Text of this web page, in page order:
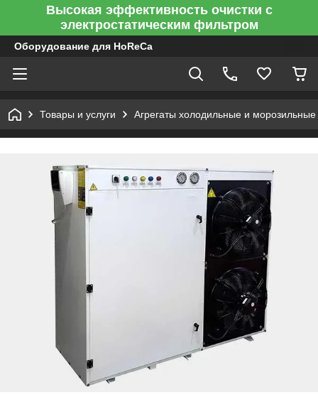
Высокая эффективность очистки с
электростатическим фильтром
Оборудование для HoReCa
Товары и услуги Агрегаты холодильные и морозильные